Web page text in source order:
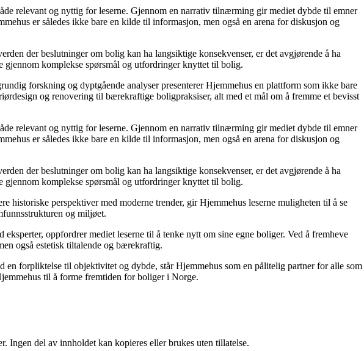
relevant og nyttig for leserne. Gjennom en narrativ tilnærming gir mediet dybde til emner
er således ikke bare en kilde til informasjon, men også en arena for diskusjon og
der beslutninger om bolig kan ha langsiktige konsekvenser, er det avgjørende å ha
gjennom komplekse spørsmål og utfordringer knyttet til bolig.
forskning og dyptgående analyser presenterer Hjemmehus en plattform som ikke bare
og renovering til bærekraftige boligpraksiser, alt med et mål om å fremme et bevisst
relevant og nyttig for leserne. Gjennom en narrativ tilnærming gir mediet dybde til emner
er således ikke bare en kilde til informasjon, men også en arena for diskusjon og
der beslutninger om bolig kan ha langsiktige konsekvenser, er det avgjørende å ha
gjennom komplekse spørsmål og utfordringer knyttet til bolig.
perspektiver med moderne trender, gir Hjemmehus leserne muligheten til å se
og miljøet.
oppfordrer mediet leserne til å tenke nytt om sine egne boliger. Ved å fremheve
også estetisk tiltalende og bærekraftig.
forpliktelse til objektivitet og dybde, står Hjemmehus som en pålitelig partner for alle som
til å forme fremtiden for boliger i Norge.
Ingen del av innholdet kan kopieres eller brukes uten tillatelse.